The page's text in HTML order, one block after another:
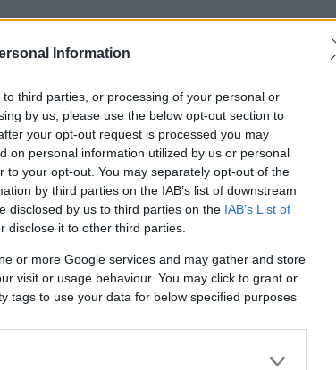
Information
third parties, or processing of your personal or
by us, please use the below opt-out section to
your opt-out request is processed you may
on personal information utilized by us or personal
to your opt-out. You may separately opt-out of the
by third parties on the IAB’s list of downstream
disclosed by us to third parties on the IAB’s List of
disclose it to other third parties.
or more Google services and may gather and store
visit or usage behaviour. You may click to grant or
tags to use your data for below specified purposes